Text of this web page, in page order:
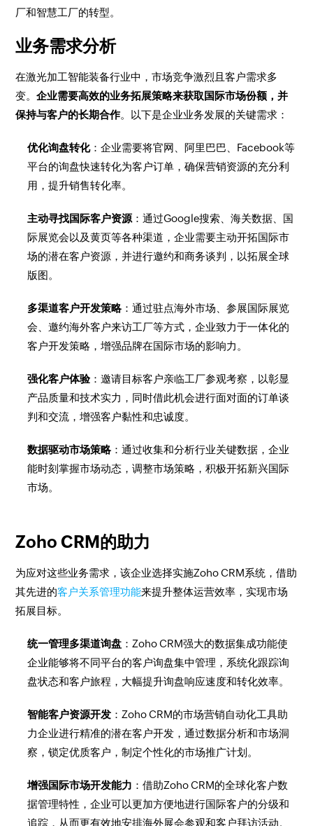
厂和智慧工厂的转型。
业务需求分析
在激光加工智能装备行业中，市场竞争激烈且客户需求多
变。企业需要高效的业务拓展策略来获取国际市场份额，并
保持与客户的长期合作。以下是企业业务发展的关键需求：
优化询盘转化：企业需要将官网、阿里巴巴、Facebook等
平台的询盘快速转化为客户订单，确保营销资源的充分利
用，提升销售转化率。
主动寻找国际客户资源 ：通过Google搜索、海关数据、国
际展览会以及黄页等各种渠道，企业需要主动开拓国际市
场的潜在客户资源，并进行邀约和商务谈判，以拓展全球
版图。
多渠道客户开发策略 ：通过驻点海外市场、参展国际展览
会、邀约海外客户来访工厂等方式，企业致力于一体化的
客户开发策略，增强品牌在国际市场的影响力。
强化客户体验：邀请目标客户亲临工厂参观考察，以彰显
产品质量和技术实力，同时借此机会进行面对面的订单谈
判和交流，增强客户黏性和忠诚度。
数据驱动市场策略 ：通过收集和分析行业关键数据，企业
能时刻掌握市场动态，调整市场策略，积极开拓新兴国际
市场。
Zoho CRM的助力
为应对这些业务需求，该企业选择实施Zoho CRM系统，借助
其先进的客户关系管理功能来提升整体运营效率，实现市场
拓展目标。
统一管理多渠道询盘 ：Zoho CRM强大的数据集成功能使
企业能够将不同平台的客户询盘集中管理，系统化跟踪询
盘状态和客户旅程，大幅提升询盘响应速度和转化效率。
智能客户资源开发 ：Zoho CRM的市场营销自动化工具助
力企业进行精准的潜在客户开发，通过数据分析和市场洞
察，锁定优质客户，制定个性化的市场推广计划。
增强国际市场开发能力 ：借助Zoho CRM的全球化客户数
据管理特性，企业可以更加方便地进行国际客户的分级和
追踪，从而更有效地安排海外展会参观和客户拜访活动。